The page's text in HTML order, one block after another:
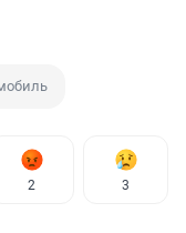
2 3